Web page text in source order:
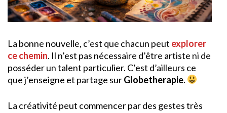
La bonne nouvelle, c’est que chacun peut explorer
ce chemin. Il n’est pas nécessaire d’être artiste ni de
posséder un talent particulier. C’est d’ailleurs ce
que j’enseigne et partage surGlobetherapie.
La créativité peut commencer par des gestes très